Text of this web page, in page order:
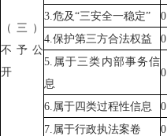
（三）
不予公
开
3.危及“三安全一稳定” 0
4.保护第三方合法权益
0
5.属于三类内部事务信
息
0
6.属于四类过程性信息 0
7.属于行政执法案卷
0